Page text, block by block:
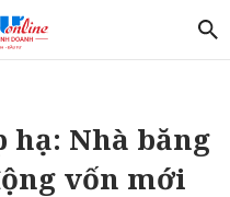
hạ: Nhà băng
vốn mới